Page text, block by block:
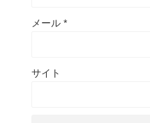
メール *
サイト